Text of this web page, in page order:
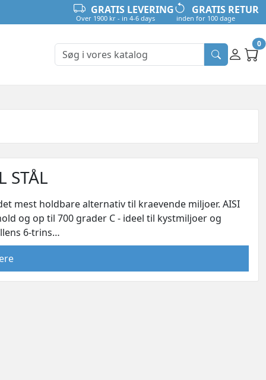
GRATIS LEVERING
Over 1900 kr - in 4-6 days
GRATIS RETUR
inden for 100 dage
0
STÅL
mest holdbare alternativ til kraevende miljoer. AISI
og op til 700 grader C - ideel til kystmiljoer og
6-trins…